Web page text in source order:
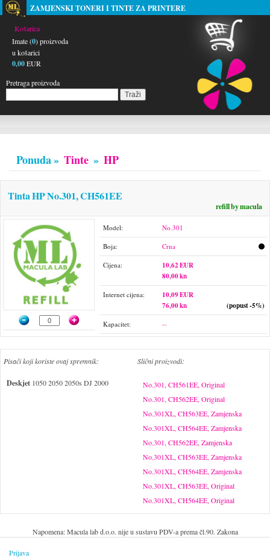
ZAMJENSKI TONERI I TINTE ZA PRINTERE
Košarica
Imate (0) proizvoda
u košarici
0,00EUR
Pretraga proizvoda
Ponuda » Tinte » HP
Tinta HP No.301, CH561EE
refill by macula
Model: No.301
Boja: Crna
Cijena:
10,62 EUR
80,00 kn
Internet cijena:
10,09 EUR
76,00 kn
(popust -5%)
Kapacitet: --
Pisači koji koriste ovaj spremnik:
Deskjet 1050 2050 2050s DJ 2000
Slični proizvodi:
No.301, CH561EE, Original
No.301, CH562EE, Original
No.301XL, CH563EE, Zamjenska
No.301XL, CH564EE, Zamjenska
No.301, CH562EE, Zamjenska
No.301XL, CH563EE, Zamjenska
No.301XL, CH564EE, Zamjenska
No.301XL, CH563EE, Original
No.301XL, CH564EE, Original
Napomena: Macula lab d.o.o. nije u sustavu PDV-a prema čl.90. Zakona
Prijava